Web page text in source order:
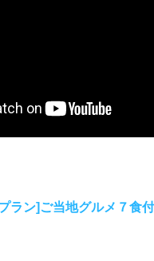
ラン]ご当地グルメ７食